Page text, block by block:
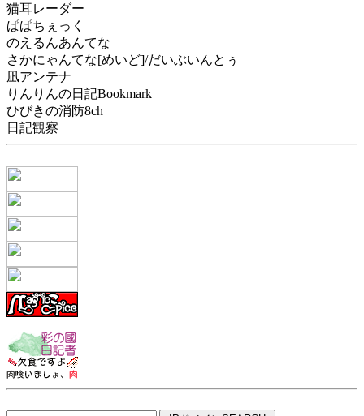
猫耳レーダー
ぱぱちぇっく
のえるんあんてな
さかにゃんてな[めいど]/だいぶいんとぅ
凪アンテナ
りんりんの日記Bookmark
ひびきの消防8ch
日記観察